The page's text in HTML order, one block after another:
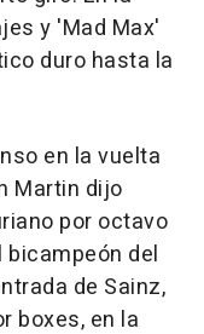
y 'Mad Max'
duro hasta la
en la vuelta
Martin dijo
por octavo
bicampeón del
de Sainz,
boxes, en la